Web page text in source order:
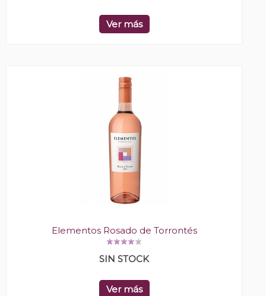
Ver más
Elementos Rosado de Torrontés
SIN STOCK
Ver más